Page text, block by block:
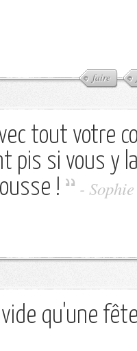
faire
tout votre
pis si vous y
!
-
qu'une